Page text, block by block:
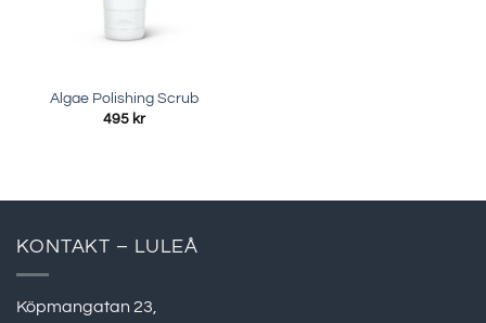
Algae Polishing Scrub
495 kr
KONTAKT – LULEÅ
Köpmangatan 23,